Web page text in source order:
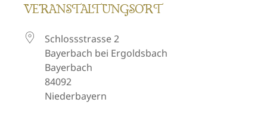
VERANSTALTUNGSORT
Schlossstrasse 2
Bayerbach bei Ergoldsbach
Bayerbach
84092
Niederbayern